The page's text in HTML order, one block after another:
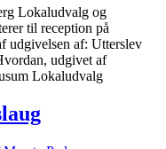
Lokaludvalg og
til reception på
udgivelsen af: Utterslev
udgivet af
Lokaludvalg